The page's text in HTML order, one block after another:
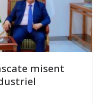
misent